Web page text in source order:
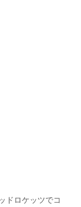
ドロケッツでコ